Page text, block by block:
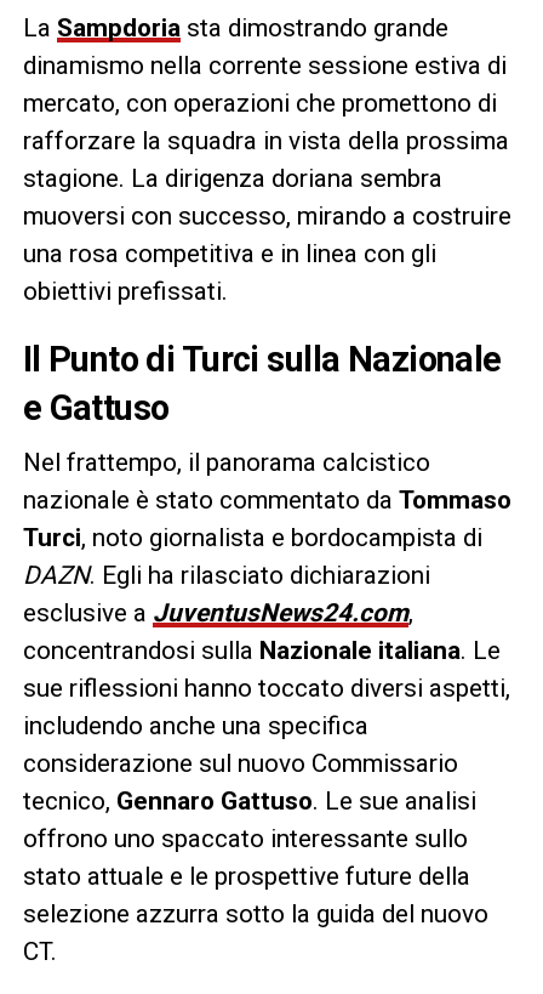
La Sampdoriasta dimostrando grande
dinamismo nella corrente sessione estiva di
mercato, con operazioni che promettono di
rafforzare la squadra in vista della prossima
stagione. La dirigenza doriana sembra
muoversi con successo, mirando a costruire
una rosa competitiva e in linea con gli
obiettivi prefissati.
Il Punto di Turci sulla Nazionale
e Gattuso
Nel frattempo, il panorama calcistico
nazionale è stato commentato da Tommaso
Turci, noto giornalista e bordocampista di
DAZN. Egli ha rilasciato dichiarazioni
esclusive a JuventusNews24.com,
concentrandosi sulla Nazionale italiana. Le
sue riflessioni hanno toccato diversi aspetti,
includendo anche una specifica
considerazione sul nuovo Commissario
tecnico, Gennaro Gattuso. Le sue analisi
offrono uno spaccato interessante sullo
stato attuale e le prospettive future della
selezione azzurra sotto la guida del nuovo
CT.